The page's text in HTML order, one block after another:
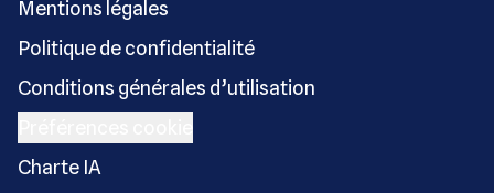
Mentions légales
Politique de confidentialité
Conditions générales d’utilisation
Charte IA